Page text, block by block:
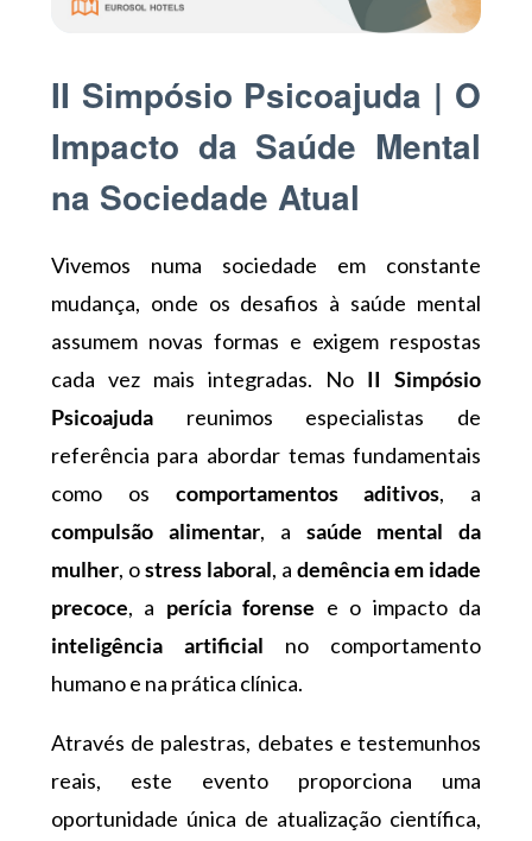
II Simpósio Psicoajuda | O
Impacto da Saúde Mental
na Sociedade Atual
Vivemos numa sociedade em constante
mudança, onde os desafios à saúde mental
assumem novas formas e exigem respostas
cada vez mais integradas. No II Simpósio
Psicoajudareunimos especialistas de
referência para abordar temas fundamentais
como os comportamentos aditivos, a
compulsão alimentar, a saúde mental da
mulher, ostress laboral, ademência em idade
precoce, a perícia forense e o impacto da
inteligência artificial no comportamento
humano e na prática clínica.
Através de palestras, debates e testemunhos
reais, este evento proporciona uma
oportunidade única de atualização científica,